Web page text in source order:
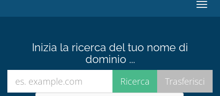
Attiva
Inizia la ricerca del tuo nome di
dominio ...